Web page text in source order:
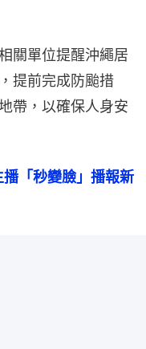
關單位提醒沖繩居
提前完成防颱措
帶，以確保人身安
播「秒變臉」播報新